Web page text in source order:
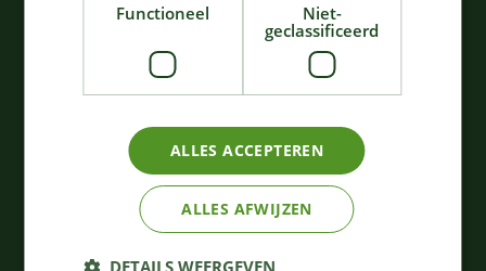
Gardena
rollup m/l wit
202,
Bestellen
Gardena
Slangenwagen/slanghas
66,
Bestellen
Functioneel
Niet-
geclassificeerd
ALLES ACCEPTEREN
ALLES AFWIJZEN
DETAILS WEERGEVEN